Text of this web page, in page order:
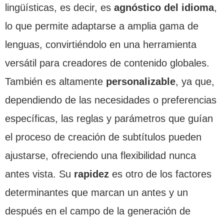
lingüísticas, es decir, es agnóstico del idioma,
lo que permite adaptarse a amplia gama de
lenguas, convirtiéndolo en una herramienta
versátil para creadores de contenido globales.
También es altamente personalizable, ya que,
dependiendo de las necesidades o preferencias
específicas, las reglas y parámetros que guían
el proceso de creación de subtítulos pueden
ajustarse, ofreciendo una flexibilidad nunca
antes vista. Su rapidez es otro de los factores
determinantes que marcan un antes y un
después en el campo de la generación de